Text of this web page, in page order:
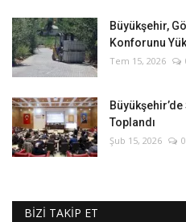
Büyükşehir,
Konforunu
Tem 15, 2026
Toplandı
Şub 15, 2026 0
BİZİ TAKİP ET